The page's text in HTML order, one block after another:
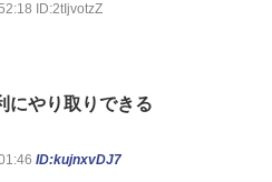
ID:2tIjvotzZ
にやり取りできる
ID:kujnxvDJ7